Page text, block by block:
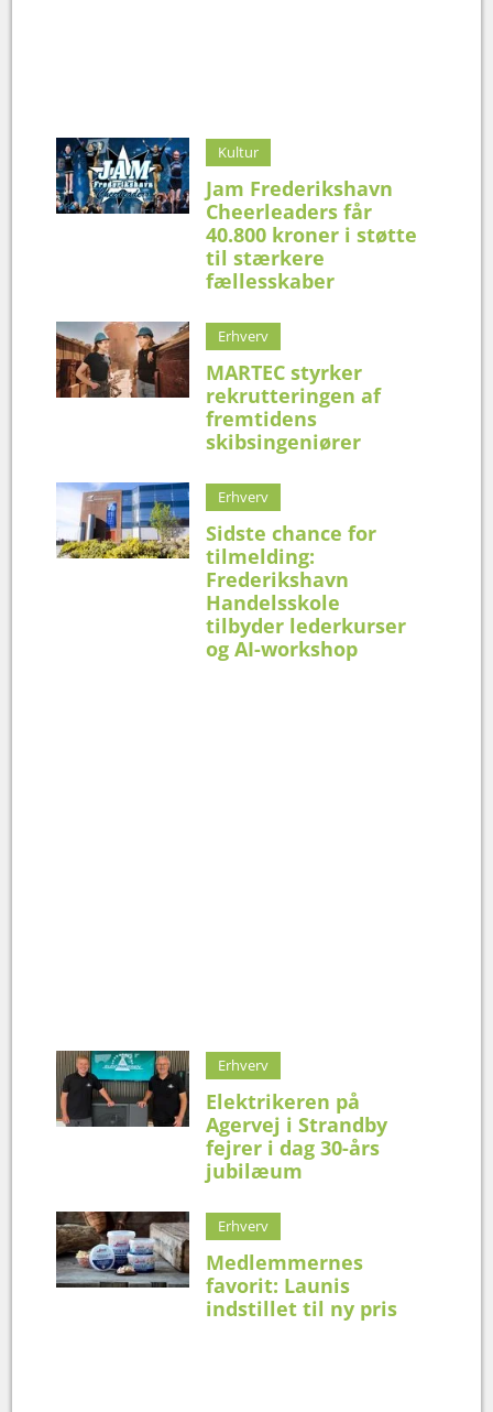
Kultur
Jam Frederikshavn
Cheerleaders får
40.800 kroner i støtte
til stærkere
fællesskaber
Erhverv
MARTEC styrker
rekrutteringen af
fremtidens
skibsingeniører
Erhverv
Sidste chance for
tilmelding:
Frederikshavn
Handelsskole
tilbyder lederkurser
og AI-workshop
Erhverv
Elektrikeren på
Agervej i Strandby
fejrer i dag 30-års
jubilæum
Erhverv
Medlemmernes
favorit: Launis
indstillet til ny pris